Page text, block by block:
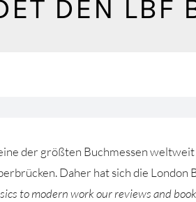
DEN LBF
der größten Buchmessen
Daher hat sich die London
to modern work our reviews and